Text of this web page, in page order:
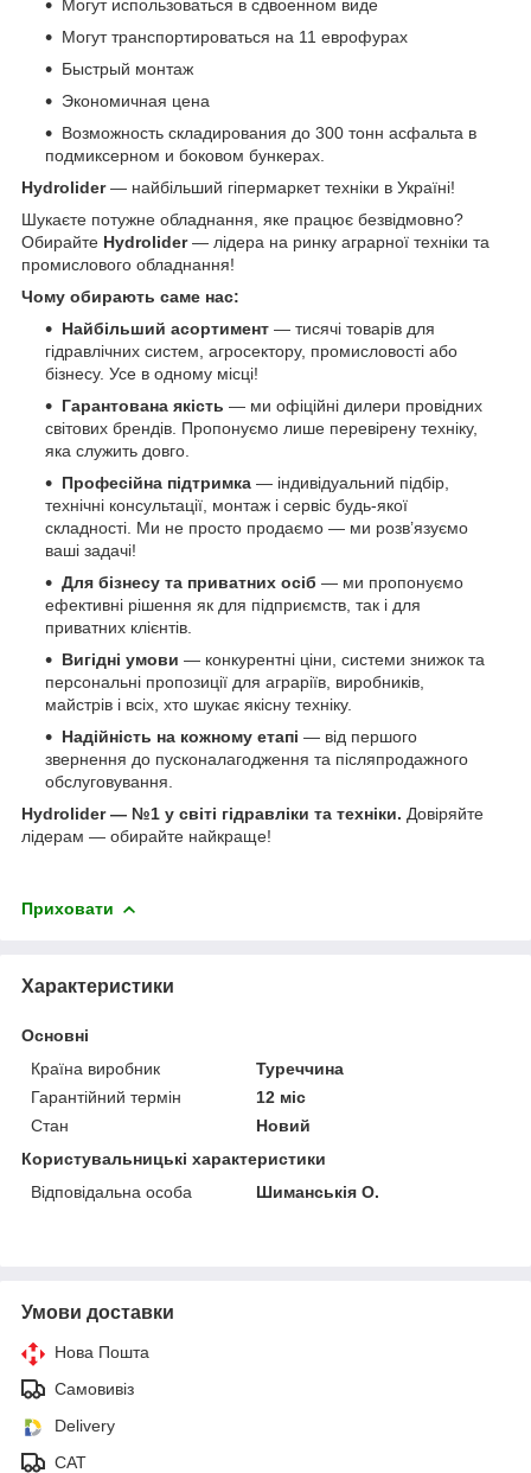
Могут использоваться в сдвоенном виде
Могут транспортироваться на 11 еврофурах
Быстрый монтаж
Экономичная цена
Возможность складирования до 300 тонн асфальта в
подмиксерном и боковом бункерах.
Hydrolider— найбільший гіпермаркет техніки в Україні!
Шукаєте потужне обладнання, яке працює безвідмовно?
Обирайте Hydrolider— лідера на ринку аграрної техніки та
промислового обладнання!
Чому обирають саме нас:
Найбільший асортимент — тисячі товарів для
гідравлічних систем, агросектору, промисловості або
бізнесу. Усе в одному місці!
Гарантована якість — ми офіційні дилери провідних
світових брендів. Пропонуємо лише перевірену техніку,
яка служить довго.
Професійна підтримка — індивідуальний підбір,
технічні консультації, монтаж і сервіс будь-якої
складності. Ми не просто продаємо — ми розв’язуємо
ваші задачі!
Для бізнесу та приватних осіб — ми пропонуємо
ефективні рішення як для підприємств, так і для
приватних клієнтів.
Вигідні умови — конкурентні ціни, системи знижок та
персональні пропозиції для аграріїв, виробників,
майстрів і всіх, хто шукає якісну техніку.
Надійність на кожному етапі — від першого
звернення до пусконалагодження та післяпродажного
обслуговування.
Hydrolider — №1 у світі гідравліки та техніки. Довіряйте
лідерам — обирайте найкраще!
Приховати
Характеристики
Основні
Країна виробник
Туреччина
Гарантійний термін
12 міс
Стан
Новий
Користувальницькі характеристики
Відповідальна особа
Шиманськія О.
Умови доставки
Нова Пошта
Самовивіз
Delivery
САТ